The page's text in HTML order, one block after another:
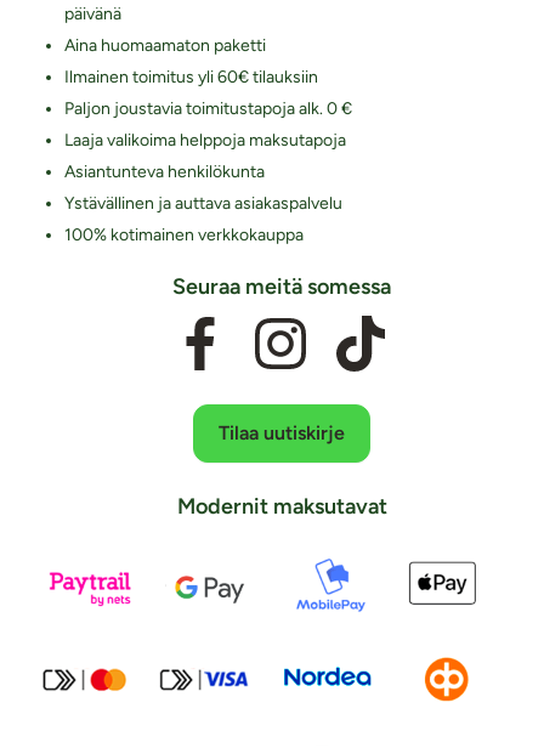
päivänä
Aina huomaamaton paketti
Ilmainen toimitus yli 60€ tilauksiin
Paljon joustavia toimitustapoja alk. 0 €
Laaja valikoima helppoja maksutapoja
Asiantunteva henkilökunta
Ystävällinen ja auttava asiakaspalvelu
100% kotimainen verkkokauppa
Seuraa meitä somessa
Tilaa uutiskirje
Modernit maksutavat